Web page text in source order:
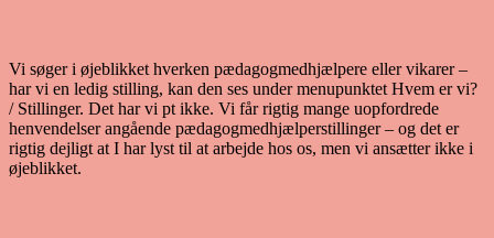
Vi søger i øjeblikket hverken pædagogmedhjælpere eller vikarer –
har vi en ledig stilling, kan den ses under menupunktet Hvem er vi?
/ Stillinger. Det har vi pt ikke. Vi får rigtig mange uopfordrede
henvendelser angående pædagogmedhjælperstillinger – og det er
rigtig dejligt at I har lyst til at arbejde hos os, men vi ansætter ikke i
øjeblikket.